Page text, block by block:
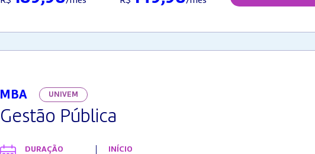
MBA UNIVEM
Gestão Pública
DURAÇÃO
INÍCIO